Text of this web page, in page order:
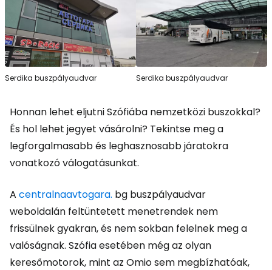
Serdika buszpályaudvar Serdika buszpályaudvar
Honnan lehet eljutni Szófiába nemzetközi buszokkal?
És hol lehet jegyet vásárolni? Tekintse meg a
legforgalmasabb és leghasznosabb járatokra
vonatkozó válogatásunkat.
A centralnaavtogara. bg buszpályaudvar
weboldalán feltüntetett menetrendek nem
frissülnek gyakran, és nem sokban felelnek meg a
valóságnak. Szófia esetében még az olyan
keresőmotorok, mint az Omio sem megbízhatóak,